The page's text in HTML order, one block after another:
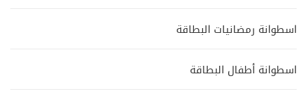
اسطوانة رمضانيات البطاقة
اسطوانة أطفال البطاقة